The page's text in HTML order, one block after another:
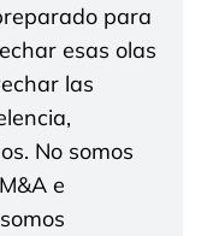
para
esas olas
las
No somos
e